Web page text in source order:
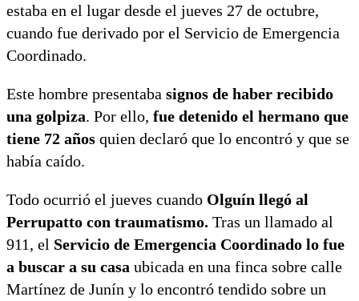
estaba en el lugar desde el jueves 27 de octubre,
cuando fue derivado por el Servicio de Emergencia
Coordinado.
Este hombre presentaba signos de haber recibido
una golpiza. Por ello, fue detenido el hermano que
tiene 72 años quien declaró que lo encontró y que se
había caído.
Todo ocurrió el jueves cuando Olguín llegó al
Perrupatto con traumatismo. Tras un llamado al
911, el Servicio de Emergencia Coordinado lo fue
a buscar a su casa ubicada en una finca sobre calle
Martínez de Junín y lo encontró tendido sobre un